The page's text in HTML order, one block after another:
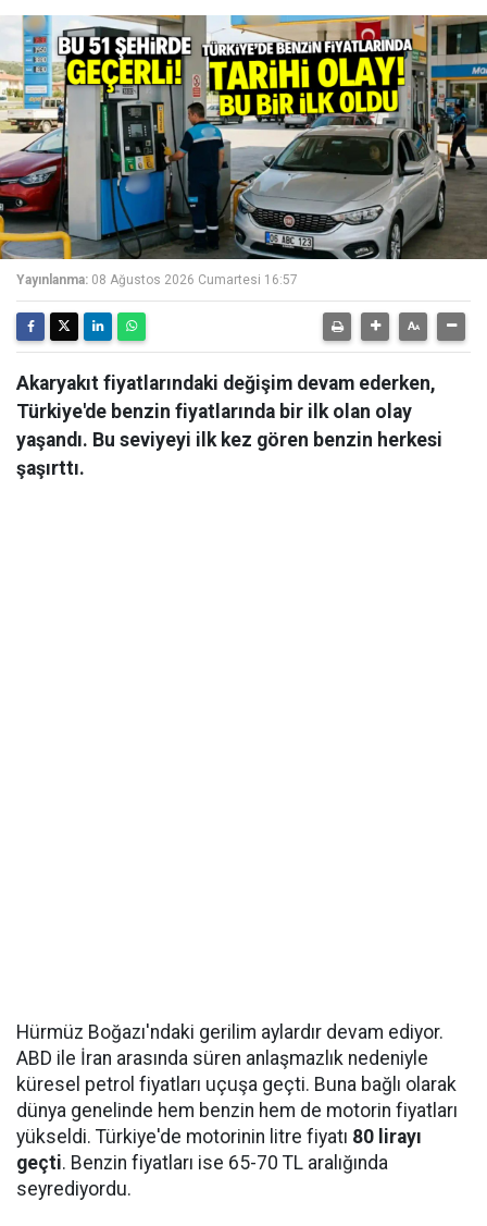
Yayınlanma: 08 Ağustos 2026 Cumartesi 16:57
Akaryakıt fiyatlarındaki değişim devam ederken,
Türkiye'de benzin fiyatlarında bir ilk olan olay
yaşandı. Bu seviyeyi ilk kez gören benzin herkesi
şaşırttı.
Hürmüz Boğazı'ndaki gerilim aylardır devam ediyor.
ABD ile İran arasında süren anlaşmazlık nedeniyle
küresel petrol fiyatları uçuşa geçti. Buna bağlı olarak
dünya genelinde hem benzin hem de motorin fiyatları
yükseldi. Türkiye'de motorinin litre fiyatı 80 lirayı
geçti. Benzin fiyatları ise 65-70 TL aralığında
seyrediyordu.